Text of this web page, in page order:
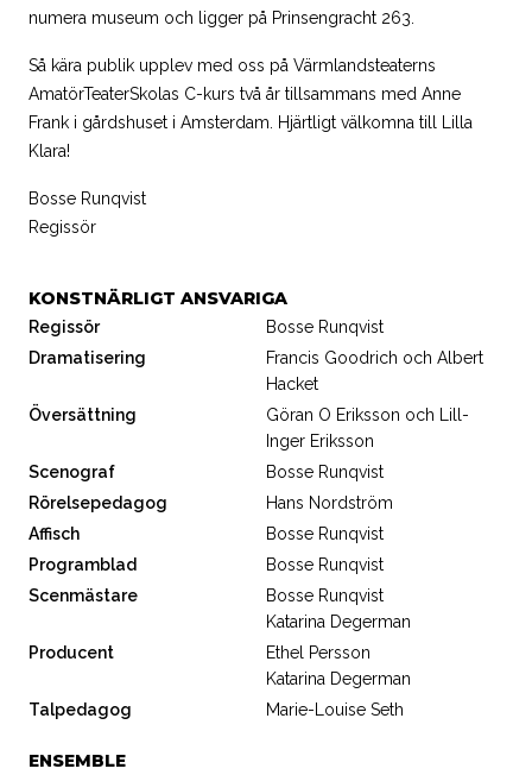
numera museum och ligger på Prinsengracht 263.
Så kära publik upplev med oss på Värmlandsteaterns
AmatörTeaterSkolas C-kurs två år tillsammans med Anne
Frank i gårdshuset i Amsterdam. Hjärtligt välkomna till Lilla
Klara!
Bosse Runqvist
Regissör
KONSTNÄRLIGT ANSVARIGA
Regissör
Bosse Runqvist
Dramatisering
Francis Goodrich och Albert
Hacket
Översättning
Göran O Eriksson och Lill-
Inger Eriksson
Scenograf
Bosse Runqvist
Rörelsepedagog
Hans Nordström
Affisch
Bosse Runqvist
Programblad
Bosse Runqvist
Scenmästare
Bosse Runqvist
Katarina Degerman
Producent
Ethel Persson
Katarina Degerman
Talpedagog
Marie-Louise Seth
ENSEMBLE